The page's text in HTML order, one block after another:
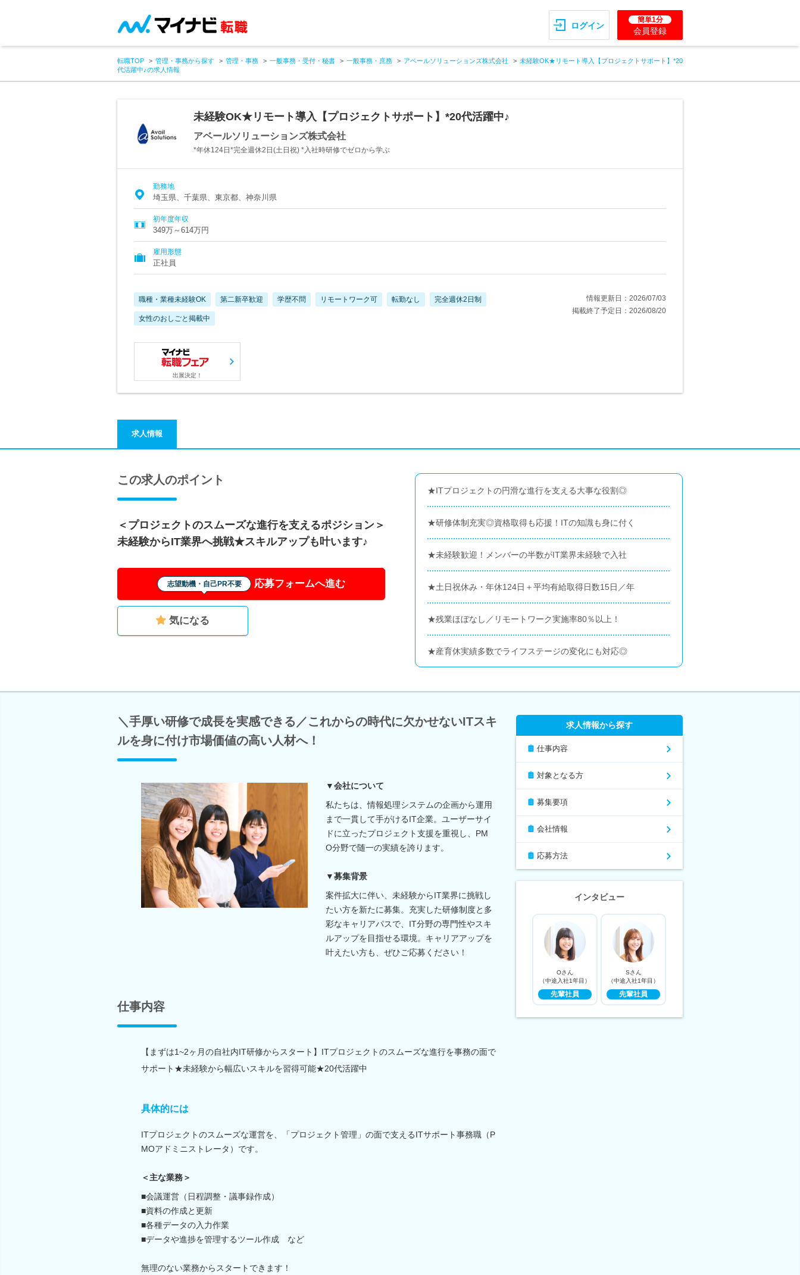
ログイン
簡単1分
会員登録
転職TOP 管理・事務から探す 管理・事務 一般事務・受付・秘書 一般事務・庶務 アベールソリューションズ株式会社
未経験OK★リモート導入【プロジェクトサポート】*20
代活躍中♪の求人情報
未経験OK★リモート導入【プロジェクトサポート】*20代活躍中♪
アベールソリューションズ株式会社
*年休124日*完全週休2日(土日祝) *入社時研修でゼロから学ぶ
勤務地
埼玉県、千葉県、東京都、神奈川県
初年度年収
349万～614万円
雇用形態
正社員
職種・業種未経験OK 第二新卒歓迎 学歴不問 リモートワーク可 転勤なし 完全週休2日制
女性のおしごと掲載中
情報更新日：2026/07/03
掲載終了予定日：2026/08/20
出展決定！
求人情報
この求人のポイント
＜プロジェクトのスムーズな進行を支えるポジション＞
未経験からIT業界へ挑戦★スキルアップも叶います♪
志望動機・自己PR不要 応募フォームへ進む
気になる
★ITプロジェクトの円滑な進行を支える大事な役割◎
★研修体制充実◎資格取得も応援！ITの知識も身に付く
★未経験歓迎！メンバーの半数がIT業界未経験で入社
★土日祝休み・年休124日＋平均有給取得日数15日／年
★残業ほぼなし／リモートワーク実施率80％以上！
★産育休実績多数でライフステージの変化にも対応◎
＼手厚い研修で成長を実感できる／これからの時代に欠かせないITスキ
ルを身に付け市場価値の高い人材へ！
▼会社について
私たちは、情報処理システムの企画から運用
まで一貫して手がけるIT企業。ユーザーサイ
ドに立ったプロジェクト支援を重視し、PM
O分野で随一の実績を誇ります。
▼募集背景
案件拡大に伴い、未経験からIT業界に挑戦し
たい方を新たに募集。充実した研修制度と多
彩なキャリアパスで、IT分野の専門性やスキ
ルアップを目指せる環境。キャリアアップを
叶えたい方も、ぜひご応募ください！
仕事内容
【まずは1~2ヶ月の自社内IT研修からスタート】ITプロジェクトのスムーズな進行を事務の面で
サポート★未経験から幅広いスキルを習得可能★20代活躍中
具体的には
ITプロジェクトのスムーズな運営を、「プロジェクト管理」の面で支えるITサポート事務職（P
MOアドミニストレータ）です。
＜主な業務＞
■会議運営（日程調整・議事録作成）
■資料の作成と更新
■各種データの入力作業
■データや進捗を管理するツール作成 など
無理のない業務からスタートできます！
求人情報から探す
仕事内容
対象となる方
募集要項
会社情報
応募方法
インタビュー
Oさん
（中途入社1年目）
先輩社員
Sさん
（中途入社1年目）
先輩社員